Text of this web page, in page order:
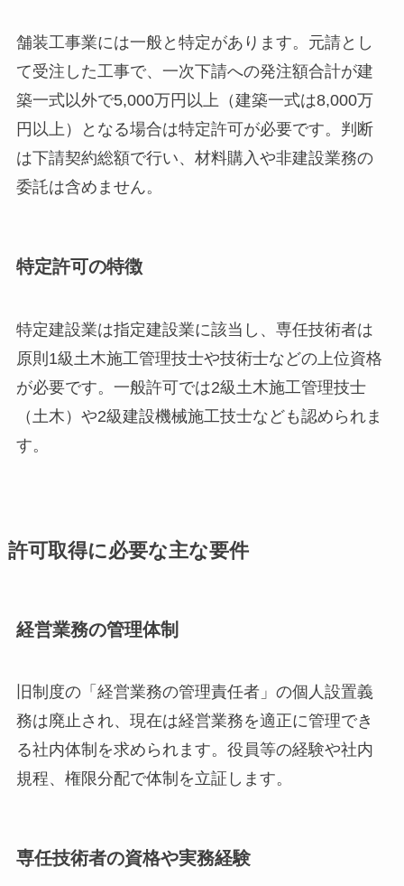
舗装工事業には一般と特定があります。元請とし
て受注した工事で、一次下請への発注額合計が建
築一式以外で5,000万円以上（建築一式は8,000万
円以上）となる場合は特定許可が必要です。判断
は下請契約総額で行い、材料購入や非建設業務の
委託は含めません。
特定許可の特徴
特定建設業は指定建設業に該当し、専任技術者は
原則1級土木施工管理技士や技術士などの上位資格
が必要です。一般許可では2級土木施工管理技士
（土木）や2級建設機械施工技士なども認められま
す。
許可取得に必要な主な要件
経営業務の管理体制
旧制度の「経営業務の管理責任者」の個人設置義
務は廃止され、現在は経営業務を適正に管理でき
る社内体制を求められます。役員等の経験や社内
規程、権限分配で体制を立証します。
専任技術者の資格や実務経験